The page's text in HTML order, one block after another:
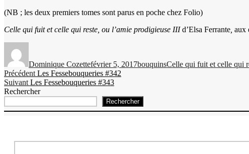
(NB ; les deux premiers tomes sont parus en poche chez Folio)
Celle qui fuit et celle qui reste, ou l’amie prodigieuse IIId’Elsa Ferrante aux
Dominique Cozettefévrier 5, 2017bouquinsCelle qui fuit et celle qui
Navigation
de
Précédent Publication
précédente :
Les Fessebouqueries #342
Suivant Publication
suivante :
Les Fessebouqueries #343
Rechercher
Rechercher